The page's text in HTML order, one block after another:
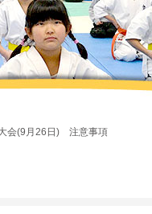
会(9月26日) 注意事項